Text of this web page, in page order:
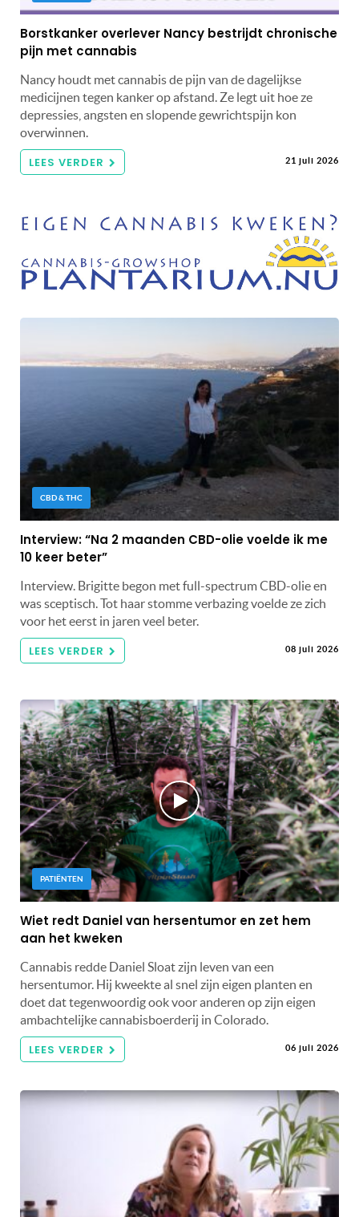
Borstkanker overlever Nancy bestrijdt chronische
pijn met cannabis
Nancy houdt met cannabis de pijn van de dagelijkse
medicijnen tegen kanker op afstand. Ze legt uit hoe ze
depressies, angsten en slopende gewrichtspijn kon
overwinnen.
LEES VERDER 21 juli 2026
CBD & THC
Interview: “Na 2 maanden CBD-olie voelde ik me
10 keer beter”
Interview. Brigitte begon met full-spectrum CBD-olie en
was sceptisch. Tot haar stomme verbazing voelde ze zich
voor het eerst in jaren veel beter.
LEES VERDER 08 juli 2026
PATIËNTEN
Wiet redt Daniel van hersentumor en zet hem
aan het kweken
Cannabis redde Daniel Sloat zijn leven van een
hersentumor. Hij kweekte al snel zijn eigen planten en
doet dat tegenwoordig ook voor anderen op zijn eigen
ambachtelijke cannabisboerderij in Colorado.
LEES VERDER 06 juli 2026